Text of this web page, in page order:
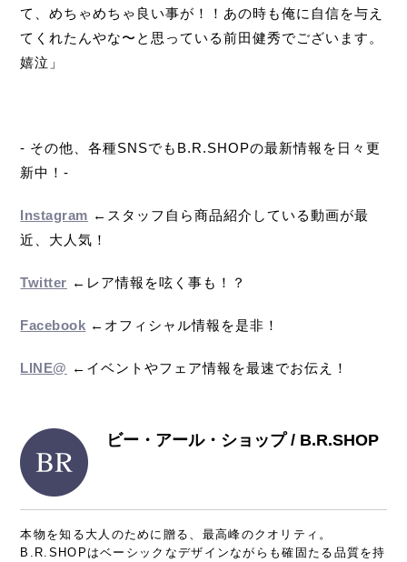
て、めちゃめちゃ良い事が！！あの時も俺に自信を与え
てくれたんやな〜と思っている前田健秀でございます。
嬉泣」
- その他、各種SNSでもB.R.SHOPの最新情報を日々更
新中！-
Instagram ←スタッフ自ら商品紹介している動画が最
近、大人気！
Twitter ←レア情報を呟く事も！？
Facebook ←オフィシャル情報を是非！
LINE@ ←イベントやフェア情報を最速でお伝え！
ビー・アール・ショップ / B.R.SHOP
本物を知る大人のために贈る、最高峰のクオリティ。
B.R.SHOPはベーシックなデザインながらも確固たる品質を持